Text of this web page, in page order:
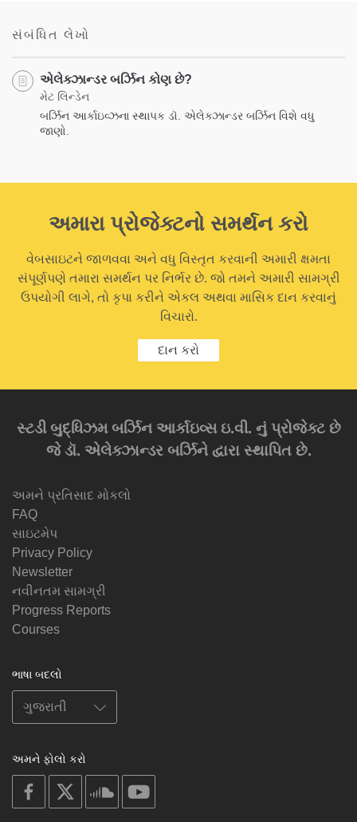
સંબંધિત લેખો
એલેક્ઝાન્ડર બર્ઝિન કોણ છે?
મેટ લિન્ડેન
બર્ઝિન આર્કાઇવ્ઝના સ્થાપક ડૉ. એલેક્ઝાન્ડર બર્ઝિન વિશે વધુ
જાણો.
અમારા પ્રોજેક્ટનો સમર્થન કરો
વેબસાઇટને જાળવવા અને વધુ વિસ્તૃત કરવાની અમારી ક્ષમતા
સંપૂર્ણપણે તમારા સમર્થન પર નિર્ભર છે. જો તમને અમારી સામગ્રી
ઉપયોગી લાગે, તો કૃપા કરીને એકલ અથવા માસિક દાન કરવાનું
વિચારો.
દાન કરો
સ્ટડી બુદ્ધિઝમ બર્ઝિન આર્કાઇવ્સ ઇ.વી. નું પ્રોજેક્ટ છે
જે ડૉ. એલેક્ઝાન્ડર બર્ઝિને દ્વારા સ્થાપિત છે.
અમને પ્રતિસાદ મોકલો
FAQ
સાઇટમેપ
Privacy Policy
Newsletter
નવીનતમ સામગ્રી
Progress Reports
Courses
ભાષા બદલો
અમને ફોલો કરો
on
facebook
soundcloud